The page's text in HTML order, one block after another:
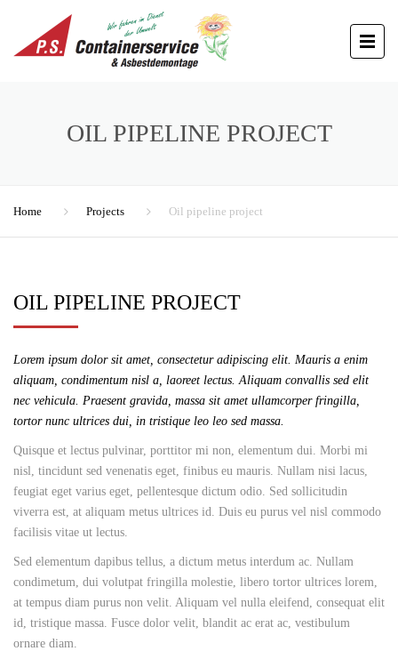
OIL PIPELINE PROJECT
Home Projects Oil pipeline project
OIL PIPELINE PROJECT
Lorem ipsum dolor sit amet, consectetur adipiscing elit. Mauris a enim
aliquam, condimentum nisl a, laoreet lectus. Aliquam convallis sed elit
nec vehicula. Praesent gravida, massa sit amet ullamcorper fringilla,
tortor nunc ultrices dui, in tristique leo leo sed massa.
Quisque et lectus pulvinar, porttitor mi non, elementum dui. Morbi mi
nisl, tincidunt sed venenatis eget, finibus eu mauris. Nullam nisi lacus,
feugiat eget varius eget, pellentesque dictum odio. Sed sollicitudin
viverra est, at aliquam metus ultrices id. Duis eu purus vel nisl commodo
facilisis vitae ut lectus.
Sed elementum dapibus tellus, a dictum metus interdum ac. Nullam
condimetum, dui volutpat fringilla molestie, libero tortor ultrices lorem,
at tempus diam purus non velit. Aliquam vel nulla eleifend, consequat elit
id, tristique massa. Fusce dolor velit, blandit ac erat ac, vestibulum
ornare diam.